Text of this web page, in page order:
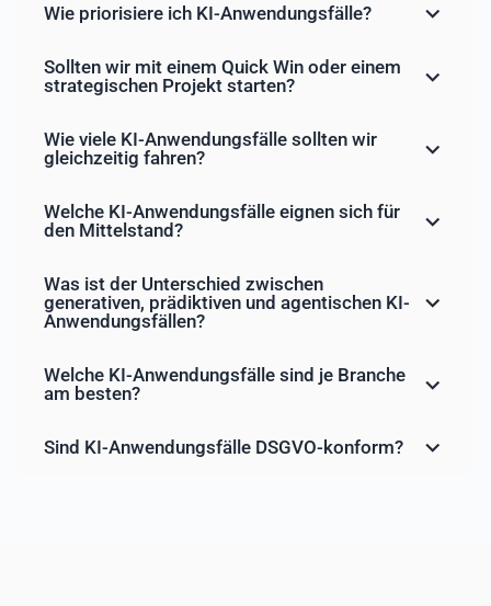
Wie priorisiere ich KI-Anwendungsfälle?
Sollten wir mit einem Quick Win oder einem
strategischen Projekt starten?
Wie viele KI-Anwendungsfälle sollten wir
gleichzeitig fahren?
Welche KI-Anwendungsfälle eignen sich für
den Mittelstand?
Was ist der Unterschied zwischen
generativen, prädiktiven und agentischen KI-
Anwendungsfällen?
Welche KI-Anwendungsfälle sind je Branche
am besten?
Sind KI-Anwendungsfälle DSGVO-konform?